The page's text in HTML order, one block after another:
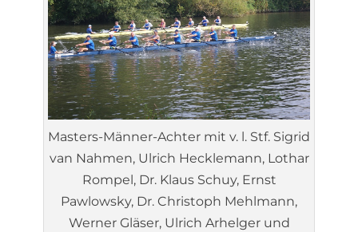
Masters-Männer-Achter mit v. l. Stf. Sigrid
van Nahmen, Ulrich Hecklemann, Lothar
Rompel, Dr. Klaus Schuy, Ernst
Pawlowsky, Dr. Christoph Mehlmann,
Werner Gläser, Ulrich Arhelger und